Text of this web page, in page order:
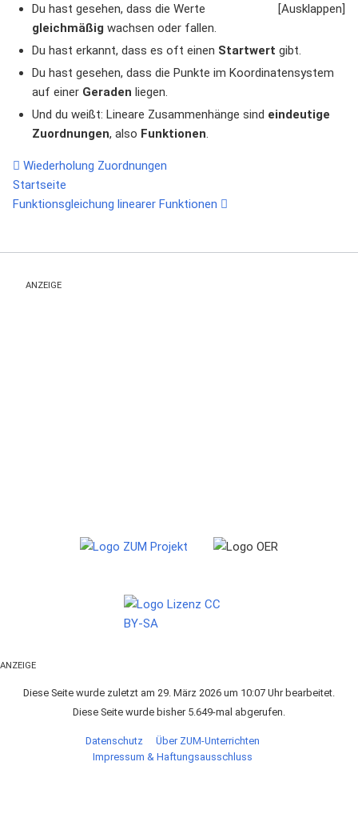
Du hast gesehen, dass die Werte
gleichmäßig wachsen oder fallen.
Du hast erkannt, dass es oft einen Startwert gibt.
Du hast gesehen, dass die Punkte im Koordinatensystem
auf einer Geraden liegen.
Und du weißt: Lineare Zusammenhänge sind eindeutige
Zuordnungen, also Funktionen
Wiederholung Zuordnungen
Startseite
Funktionsgleichung linearer Funktionen
ANZEIGE
ANZEIGE
Diese Seite wurde zuletzt am 29. März 2026 um 10:07 Uhr bearbeitet.
Diese Seite wurde bisher 5.649-mal abgerufen.
Datenschutz
Über ZUM-Unterrichten
Impressum & Haftungsausschluss